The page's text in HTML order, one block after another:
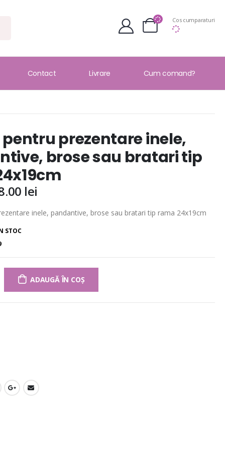
Cos cumparaturi
Contact Livrare Cum comand?
prezentare inele,
brose sau bratari tip
lei
inele, pandantive, brose sau bratari tip rama 24x19cm
STOC
ADAUGĂ ÎN COȘ